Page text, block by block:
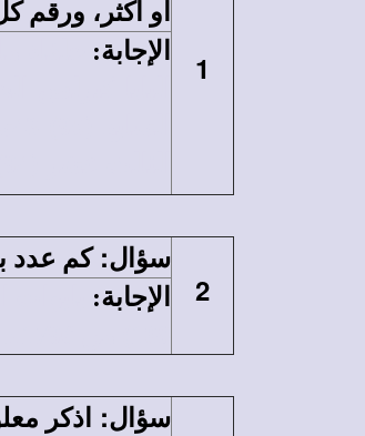
1
أو أكثر، ورقم
الإجابة:
2
سؤال:كم عدد
الإجابة:
سؤال:
اذكر